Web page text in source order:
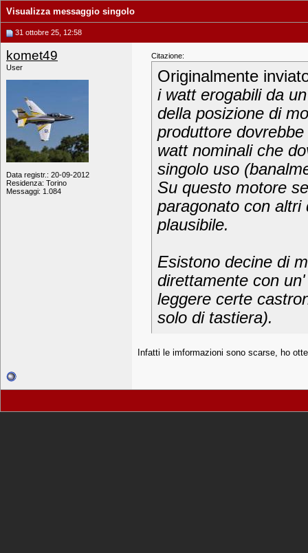
Visualizza messaggio singolo
31 ottobre 25, 12:58
komet49
User
Data registr.: 20-09-2012
Residenza: Torino
Messaggi: 1.084
Citazione:
Originalmente
i watt erogabili da
della posizione di
produttore
watt nominali che
singolo uso
Su questo motore
paragonato con
plausibile.
Esistono decine di
direttamente con
leggere certe
solo di tastiera).
Infatti le imformazioni sono scarse, ho